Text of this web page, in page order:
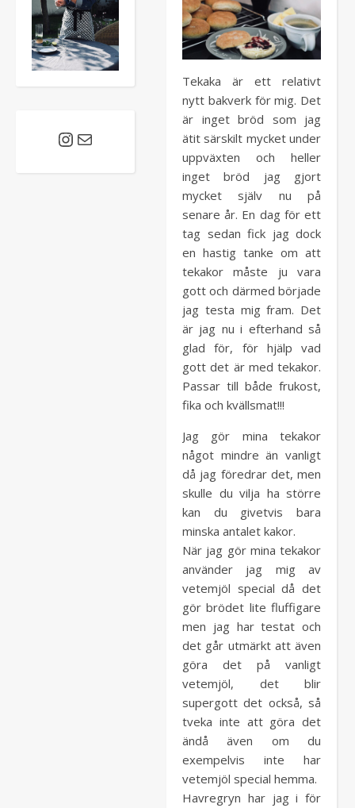
Instagram
E-post
Tekaka är ett relativt
nytt bakverk för mig. Det
är inget bröd som jag
ätit särskilt mycket under
uppväxten och heller
inget bröd jag gjort
mycket själv nu på
senare år. En dag för ett
tag sedan fick jag dock
en hastig tanke om att
tekakor måste ju vara
gott och därmed började
jag testa mig fram. Det
är jag nu i efterhand så
glad för, för hjälp vad
gott det är med tekakor.
Passar till både frukost,
fika och kvällsmat!!!
Jag gör mina tekakor
något mindre än vanligt
då jag föredrar det, men
skulle du vilja ha större
kan du givetvis bara
minska antalet kakor.
När jag gör mina tekakor
använder jag mig av
vetemjöl special då det
gör brödet lite fluffigare
men jag har testat och
det går utmärkt att även
göra det på vanligt
vetemjöl, det blir
supergott det också, så
tveka inte att göra det
ändå även om du
exempelvis inte har
vetemjöl special hemma.
Havregryn har jag i för